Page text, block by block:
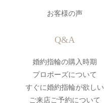
お客様の声
Q&A
婚約指輪の購入時期
プロポーズについて
すぐに婚約指輪が欲しい
ご来店ご予約について